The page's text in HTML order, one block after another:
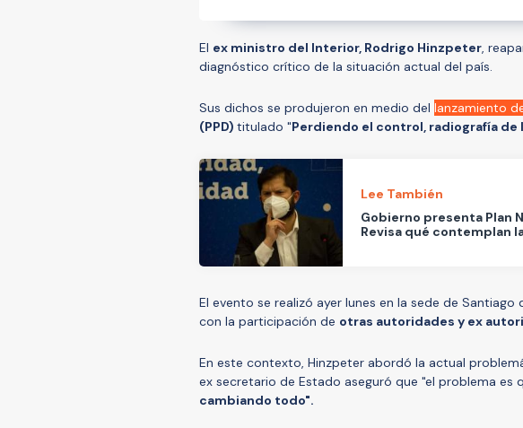
El ex ministro del Interior, Rodrigo Hinzpeter,
diagnóstico crítico de la situación actual del país.
Sus dichos se produjeron en medio del lanzamiento
(PPD) titulado "Perdiendo el control, radiografía de
Lee También
Gobierno presenta Plan
Revisa qué contemplan
El evento se realizó ayer lunes en la sede de
con la participación de otras autoridades y ex
En este contexto, Hinzpeter abordó la actual
ex secretario de Estado aseguró que "el problema es
cambiando todo".